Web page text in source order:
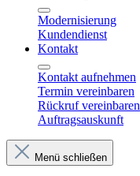
Modernisierung
Kundendienst
Kontakt
Kontakt aufnehmen
Termin vereinbaren
Rückruf vereinbaren
Auftragsauskunft
Menü schließen